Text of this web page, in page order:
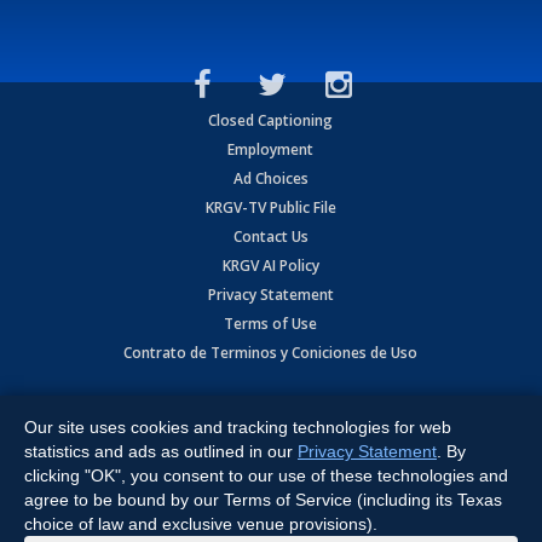
Closed Captioning
Employment
Ad Choices
KRGV-TV Public File
Contact Us
KRGV AI Policy
Privacy Statement
Terms of Use
Contrato de Terminos y Coniciones de Uso
Expressway, Weslaco, TX 78596.
All Rights Reserved. Powered by:Ruby Shore Software
Our site uses cookies and tracking technologies for web
statistics and ads as outlined in our Privacy Statement . By
clicking "OK", you consent to our use of these technologies and
agree to be bound by our Terms of Service (including its Texas
choice of law and exclusive venue provisions).